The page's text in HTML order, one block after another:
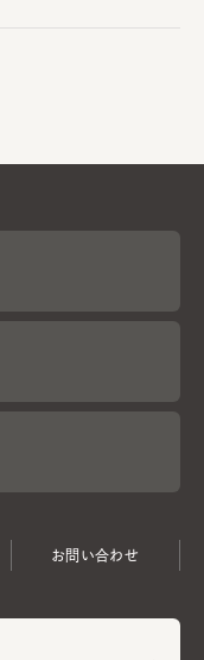
お問い合わせ